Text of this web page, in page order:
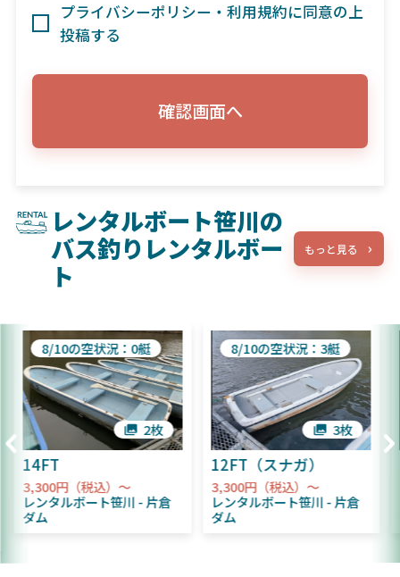
プライバシーポリシー・利用規約に同意の上
投稿する
確認画面へ
レンタルボート笹川の
バス釣りレンタルボー
ト
もっと見る
14FT
3,300円（税込）～
レンタルボート笹川
片倉
ダム
8/10の空状況：0艇
2枚
12FT（スナガ）
3,300円（税込）～
レンタルボート笹川
片倉
ダム
8/10の空状況：3艇
3枚